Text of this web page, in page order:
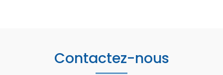
Contactez-nous